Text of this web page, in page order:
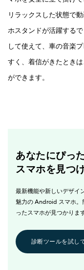
リラックスした状態で
ホスタンドが活躍する
して使えて、車の音楽
すく、着信がきたとき
ができます。
あなたにぴっ
スマホを見つ
最新機能や新しいデザイ
魅力の Android スマホ。
ったスマホが見つかりま
診断ツールを試し